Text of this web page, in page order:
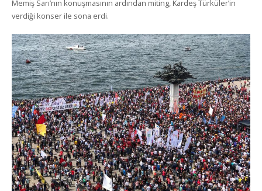
Memiş Sarı’nın konuşmasının ardından miting, Kardeş Türküler’in
verdiği konser ile sona erdi.